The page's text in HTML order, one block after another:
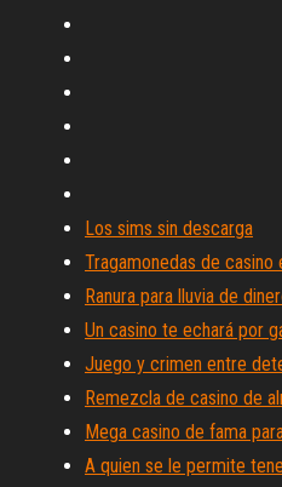
Los sims sin descarga
Tragamonedas de casino
Ranura para lluvia de
Un casino te echará por
Juego y crimen entre
Remezcla de casino de
Mega casino de fama
A quien se le permite